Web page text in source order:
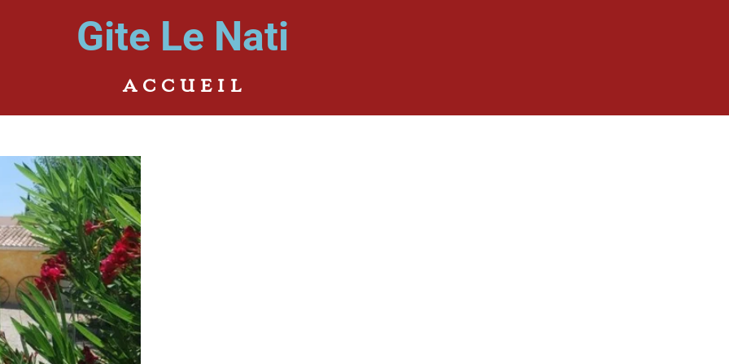
Gite Le Nati
A C C U E I L